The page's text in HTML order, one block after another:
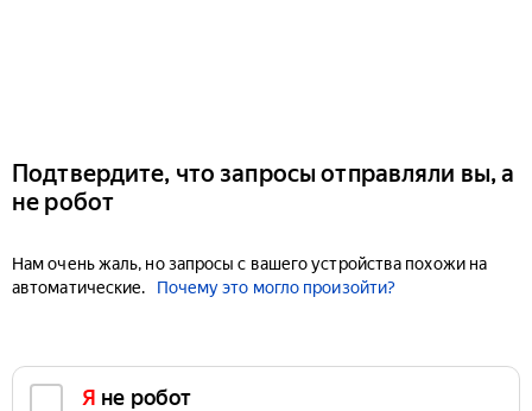
Подтвердите, что запросы отправляли вы, а
не робот
Нам очень жаль, но запросы с вашего устройства похожи на
автоматические.
Почему это могло произойти?
Я не робот